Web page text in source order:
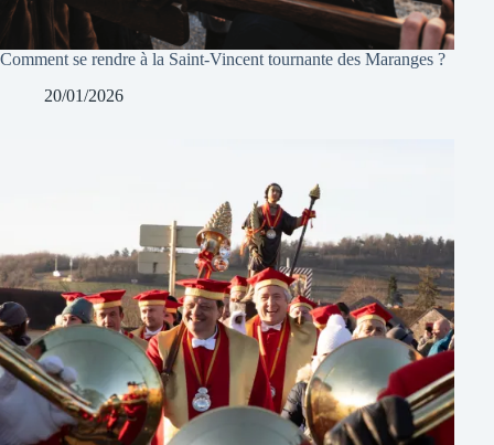
Comment se rendre à la Saint-Vincent tournante des Maranges ?
20/01/2026